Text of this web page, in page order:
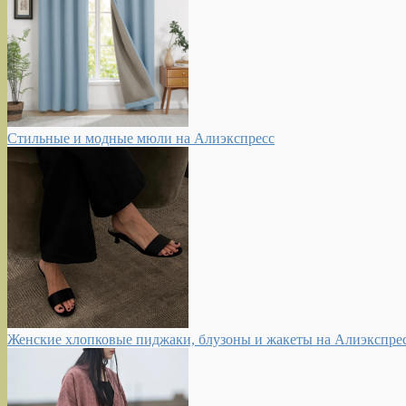
Стильные и модные мюли на Алиэкспресс
Женские хлопковые пиджаки, блузоны и жакеты на